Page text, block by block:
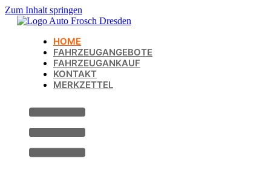
Zum Inhalt springen
HOME
FAHRZEUGANGEBOTE
FAHRZEUGANKAUF
KONTAKT
MERKZETTEL